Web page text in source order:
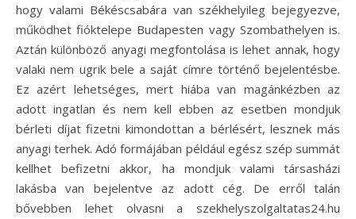
hogy valami Békéscsabára van székhelyileg bejegyezve,
működhet fióktelepe Budapesten vagy Szombathelyen is.
Aztán különböző anyagi megfontolása is lehet annak, hogy
valaki nem ugrik bele a saját címre történő bejelentésbe.
Ez azért lehetséges, mert hiába van magánkézben az
adott ingatlan és nem kell ebben az esetben mondjuk
bérleti díjat fizetni kimondottan a bérlésért, lesznek más
anyagi terhek. Adó formájában például egész szép summát
kellhet befizetni akkor, ha mondjuk valami társasházi
lakásba van bejelentve az adott cég. De erről talán
bővebben lehet olvasni a szekhelyszolgaltatas24.hu